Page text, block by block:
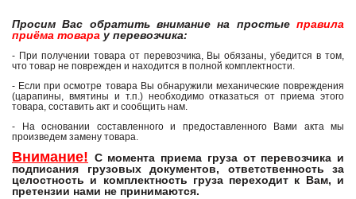
Просим Вас обратить внимание на простые правила
приёма товара у перевозчика:
- При получении товара от перевозчика, Вы обязаны, убедится в том,
что товар не поврежден и находится в полной комплектности.
- Если при осмотре товара Вы обнаружили механические повреждения
(царапины, вмятины и т.п.) необходимо отказаться от приема этого
товара, составить акт и сообщить нам.
- На основании составленного и предоставленного Вами акта мы
произведем замену товара.
Внимание! С момента приема груза от перевозчика и
подписания грузовых документов, ответственность за
целостность и комплектность груза переходит к Вам, и
претензии нами не принимаются.